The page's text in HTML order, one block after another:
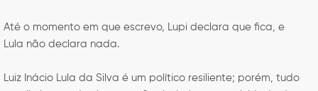
Até o momento em que escrevo, Lupi declara que fica, e
Lula não declara nada.
Luiz Inácio Lula da Silva é um político resiliente; porém, tudo